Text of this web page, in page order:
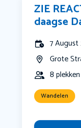
ZIE
daagse
7
Grote
8
Wandelen